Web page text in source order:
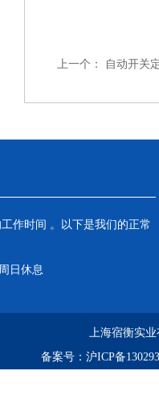
上一个： 自动开关
作时间 。以下是我们的正常
日休息
上海宿衡实
备案号： 沪ICP备